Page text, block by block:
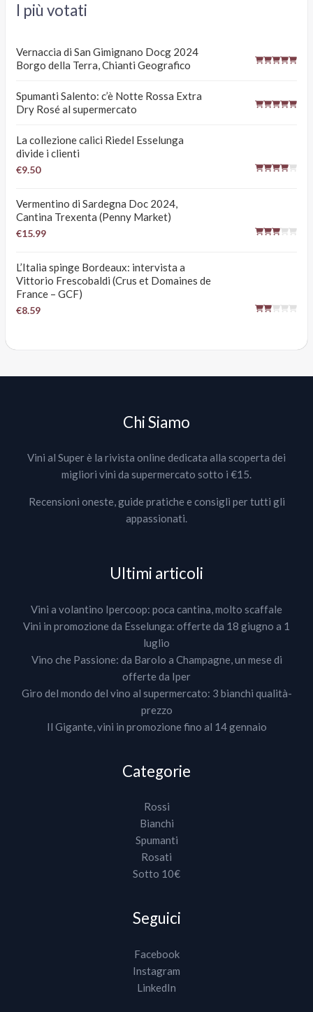
I più votati
Vernaccia di San Gimignano Docg 2024
Borgo della Terra, Chianti Geografico
Spumanti Salento: c’è Notte Rossa Extra
Dry Rosé al supermercato
La collezione calici Riedel Esselunga
divide i clienti
€9.50
Vermentino di Sardegna Doc 2024,
Cantina Trexenta (Penny Market)
€15.99
L’Italia spinge Bordeaux: intervista a
Vittorio Frescobaldi (Crus et Domaines de
France – GCF)
€8.59
Chi Siamo
Vini al Super è la rivista online dedicata alla scoperta dei
migliori vini da supermercato sotto i €15.
Recensioni oneste, guide pratiche e consigli per tutti gli
appassionati.
Ultimi articoli
Vini a volantino Ipercoop: poca cantina, molto scaffale
Vini in promozione da Esselunga: offerte da 18 giugno a 1
luglio
Vino che Passione: da Barolo a Champagne, un mese di
offerte da Iper
Giro del mondo del vino al supermercato: 3 bianchi qualità-
prezzo
Il Gigante, vini in promozione fino al 14 gennaio
Categorie
Rossi
Bianchi
Spumanti
Rosati
Sotto 10€
Seguici
Facebook
Instagram
LinkedIn